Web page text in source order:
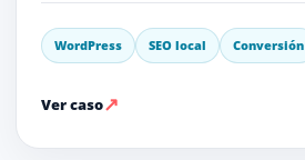
WordPress SEO local Conversión
Ver caso↗